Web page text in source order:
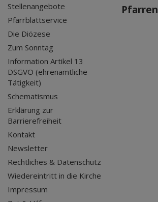
Stellenangebote
Pfarrblattservice
Die Diözese
Zum Sonntag
Information Artikel 13
DSGVO (ehrenamtliche
Tätigkeit)
Schematismus
Erklärung zur
Barrierefreiheit
Kontakt
Newsletter
Rechtliches & Datenschutz
Wiedereintritt in die Kirche
Impressum
Pfarren